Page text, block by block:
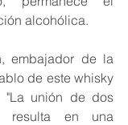
alcohólica.
embajador de la
de este whisky
"La unión de dos
resulta en una